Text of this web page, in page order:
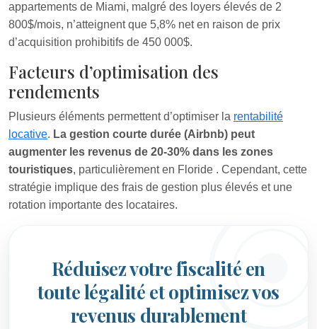
appartements de Miami, malgré des loyers élevés de 2
800$/mois, n’atteignent que 5,8% net en raison de prix
d’acquisition prohibitifs de 450 000$.
Facteurs d’optimisation des
rendements
Plusieurs éléments permettent d’optimiser la rentabilité
locative. La gestion courte durée (Airbnb) peut
augmenter les revenus de 20-30% dans les zones
touristiques, particulièrement en Floride . Cependant, cette
stratégie implique des frais de gestion plus élevés et une
rotation importante des locataires.
Réduisez votre fiscalité en
toute légalité et optimisez vos
revenus durablement